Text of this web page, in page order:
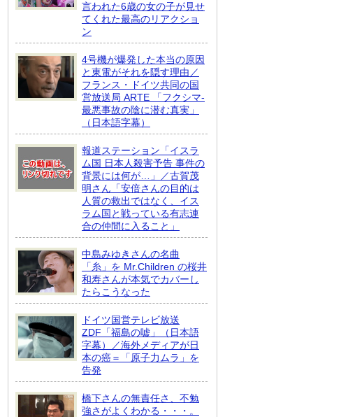
言われた6歳の女の子が見せ
てくれた最高のリアクショ
ン
4号機が爆発した本当の原因
と東電がそれを隠す理由／
フランス・ドイツ共同の国
営放送局 ARTE 「フクシマ-
最悪事故の陰に潜む真実」
（日本語字幕）
報道ステーション「イスラ
ム国 日本人殺害予告 事件の
背景には何が…」／古賀茂
明さん「安倍さんの目的は
人質の救出ではなく、イス
ラム国と戦っている有志連
合の仲間に入ること」
中島みゆきさんの名曲
「糸」を Mr.Children の桜井
和寿さんが本気でカバーし
たらこうなった
ドイツ国営テレビ放送
ZDF「福島の嘘」（日本語
字幕）／海外メディアが日
本の癌＝「原子力ムラ」を
告発
橋下さんの無責任さ、不勉
強さがよくわかる・・・。